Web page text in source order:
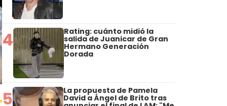
4 Rating: cuánto midió la
salida de Juanicar de Gran
Hermano Generación
Dorada
5 La propuesta de Pamela
David a Ángel de Brito tras